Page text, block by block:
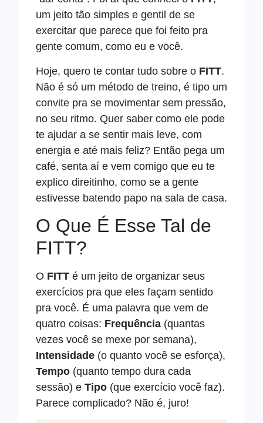
um jeito tão simples e gentil de se
exercitar que parece que foi feito pra
gente comum, como eu e você.
Hoje, quero te contar tudo sobre o FITT.
Não é só um método de treino, é tipo um
convite pra se movimentar sem pressão,
no seu ritmo. Quer saber como ele pode
te ajudar a se sentir mais leve, com
energia e até mais feliz? Então pega um
café, senta aí e vem comigo que eu te
explico direitinho, como se a gente
estivesse batendo papo na sala de casa.
O Que É Esse Tal de
FITT?
O FITT é um jeito de organizar seus
exercícios pra que eles façam sentido
pra você. É uma palavra que vem de
quatro coisas: Frequência (quantas
vezes você se mexe por semana),
Intensidade (o quanto você se esforça),
Tempo (quanto tempo dura cada
sessão) e Tipo (que exercício você faz).
Parece complicado? Não é, juro!